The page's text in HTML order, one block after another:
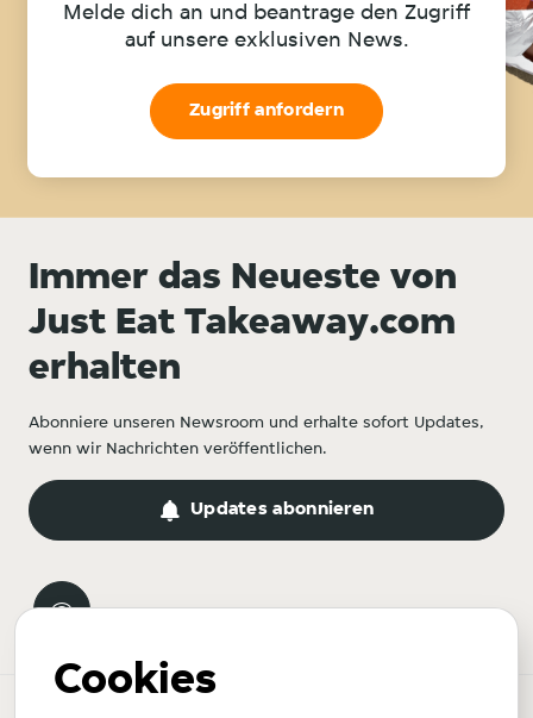
Melde dich an und beantrage den Zugriff
auf unsere exklusiven News.
Zugriff anfordern
Immer das Neueste von
Just Eat Takeaway.com
erhalten
Abonniere unseren Newsroom und erhalte sofort Updates,
wenn wir Nachrichten veröffentlichen.
Updates abonnieren
Cookies